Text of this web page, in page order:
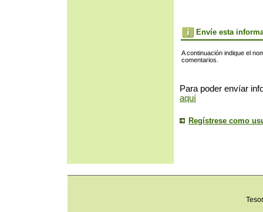
Envíe esta
A continuación indique el
comentarios.
Para poder envíar
aquí
Regístrese como